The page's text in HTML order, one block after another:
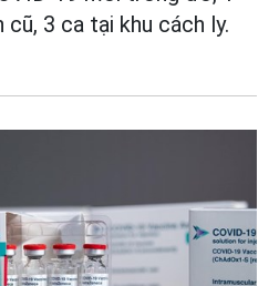
3 ca tại khu cách ly.